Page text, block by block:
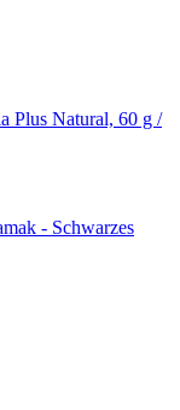
Plus Natural, 60 g /
- Schwarzes